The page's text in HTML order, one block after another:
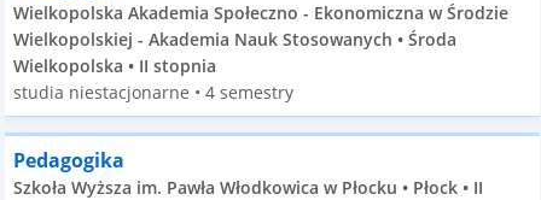
Wielkopolska Akademia Społeczno - Ekonomiczna w Środzie
Wielkopolskiej - Akademia Nauk Stosowanych • Środa
Wielkopolska • II stopnia
studia niestacjonarne • 4 semestry
Pedagogika
Szkoła Wyższa im. Pawła Włodkowica w Płocku • Płock • II